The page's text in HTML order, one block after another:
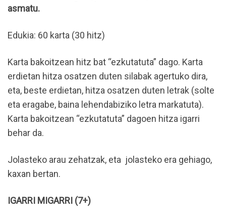
asmatu.
Edukia: 60 karta (30 hitz)
Karta bakoitzean hitz bat “ezkutatuta” dago. Karta
erdietan hitza osatzen duten silabak agertuko dira,
eta, beste erdietan, hitza osatzen duten letrak (solte
eta eragabe, baina lehendabiziko letra markatuta).
Karta bakoitzean “ezkutatuta” dagoen hitza igarri
behar da.
Jolasteko arau zehatzak, eta jolasteko era gehiago,
kaxan bertan.
IGARRI MIGARRI (7+)